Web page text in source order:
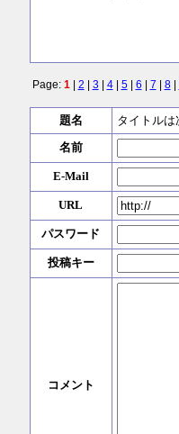
Page: 1| 2 3 4| 5| 6 7 8|
題名
タイトル
名前
E-Mail
URL
パスワード
投稿キー
コメント